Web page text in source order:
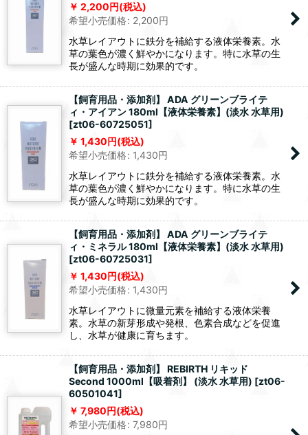
2,200円(税込)
希望小売価格: 2,200円
水草レイアウトに鉄分を補給する液体栄養素。水
草の葉色が濃く鮮やかになります。特に水草の生
長が盛んな時期に効果的です。
【飼育用品・添加剤】 ADA グリーンブライテ
ィ・アイアン 180ml【液体栄養素】(淡水 水草用)
[zt06-60725051]
1,430円(税込)
希望小売価格: 1,430円
水草レイアウトに鉄分を補給する液体栄養素。水
草の葉色が濃く鮮やかになります。特に水草の生
長が盛んな時期に効果的です。
【飼育用品・添加剤】 ADA グリーンブライテ
ィ・ミネラル 180ml【液体栄養素】(淡水 水草用)
[zt06-60725031]
1,430円(税込)
希望小売価格: 1,430円
水草レイアウトに微量元素を補給する液体栄養
素。水草の新芽形成や発根、色素合成などを促進
し、水草が健康に育ちます。
【飼育用品・添加剤】 REBIRTH リキッド
Second 1000ml【吸着剤】 (淡水 水草用) [zt06-
60501041]
7,980円(税込)
希望小売価格: 7,980円